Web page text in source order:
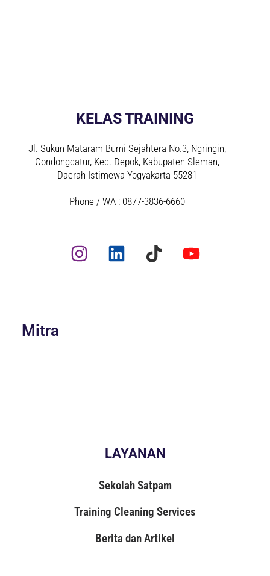
KELAS TRAINING
Jl. Sukun Mataram Bumi Sejahtera No.3, Ngringin,
Condongcatur, Kec. Depok, Kabupaten Sleman,
Daerah Istimewa Yogyakarta 55281
Phone / WA : 0877-3836-6660
Mitra
LAYANAN
Sekolah Satpam
Training Cleaning Services
Berita dan Artikel